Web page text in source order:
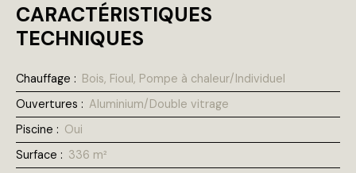
CARACTÉRISTIQUES
TECHNIQUES
Chauffage : Bois, Fioul, Pompe à chaleur/Individuel
Ouvertures : Aluminium/Double vitrage
Piscine : Oui
Surface : 336 m²